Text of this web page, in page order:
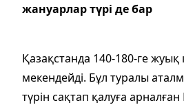
жануарлар түрі де бар
Қазақстанда 140-180-ге
мекендейді. Бұл туралы
түрін сақтап қалуға